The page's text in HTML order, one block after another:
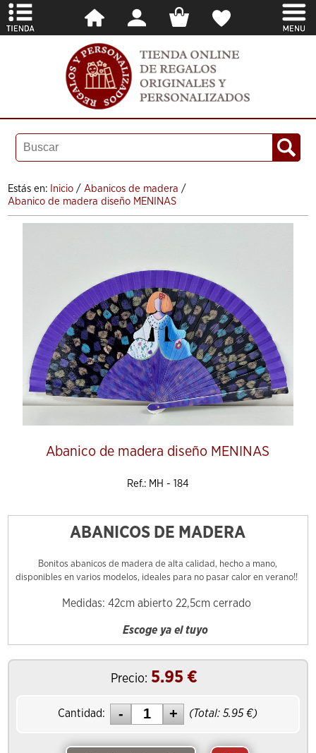
Estás en: Inicio / Abanicos de madera /
Abanico de madera diseño MENINAS
Abanico de madera diseño MENINAS
Ref.: MH - 184
ABANICOS DE MADERA
Bonitos abanicos de madera de alta calidad, hecho a mano,
disponibles en varios modelos, ideales para no pasar calor en verano!!
Medidas: 42cm abierto 22,5cm cerrado
Escoge ya el tuyo
Precio: 5.95 €
Cantidad: (Total:5.95 €)